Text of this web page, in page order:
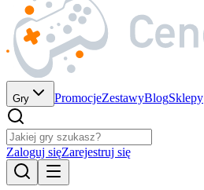
Gry PromocjeZestawyBlogSklepy
Zaloguj sięZarejestruj się